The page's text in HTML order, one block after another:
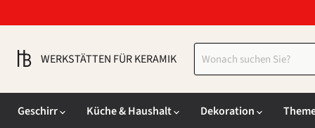
WERKSTÄTTEN FÜR KERAMIK
Geschirr
Küche & Haushalt Dekoration